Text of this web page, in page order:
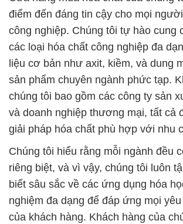
điểm đến đáng tin cậy cho mọi
công nghiệp. Chúng tôi tự hào cung
các loại hóa chất công nghiệp đa
liệu cơ bản như axit, kiềm, và dung
sản phẩm chuyên ngành phức tạp.
chúng tôi bao gồm các công ty sản
và doanh nghiệp thương mại, tất cả
giải pháp hóa chất phù hợp với nhu
Chúng tôi hiểu rằng mỗi ngành đều
riêng biệt, và vì vậy, chúng tôi luôn
biết sâu sắc về các ứng dụng hóa
nghiệm đa dạng để đáp ứng mọi
của khách hàng. Khách hàng của